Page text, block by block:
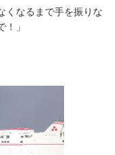
くなるまで手を振りな
」